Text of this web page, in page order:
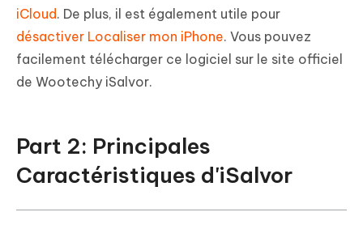
iCloud. De plus, il est également utile pour
désactiver Localiser mon iPhone. Vous pouvez
facilement télécharger ce logiciel sur le site officiel
de Wootechy iSalvor.
Part 2: Principales
Caractéristiques d'iSalvor